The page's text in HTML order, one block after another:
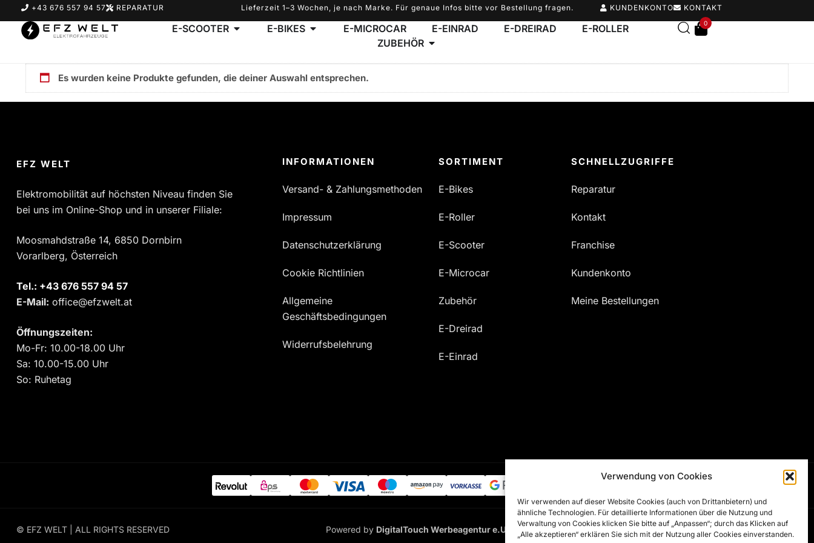
Verwendung von Cookies
Wir verwenden auf dieser Website Cookies (auch von Drittanbietern) und
ähnliche Technologien. Für detaillierte Informationen über die Nutzung und
Verwaltung von Cookies klicken Sie bitte auf „Anpassen“; durch das Klicken auf
„Alle akzeptieren“ erklären Sie sich mit der Nutzung aller Cookies einverstanden.
+43 676 557 94 57 REPARATUR Lieferzeit 1–3 Wochen, je nach Marke. Für genaue Infos bitte vor Bestellung fragen. KUNDENKONTO KONTAKT
E-SCOOTER E-BIKES E-MICROCAR E-EINRAD E-DREIRAD
E-ROLLER
ZUBEHÖR
Suchbegriff eingeben & Enter klicken
0
Es wurden keine Produkte gefunden, die deiner Auswahl entsprechen.
EFZ WELT
Elektromobilität auf höchsten Niveau finden Sie
bei uns im Online-Shop und in unserer Filiale:
Moosmahdstraße 14, 6850 Dornbirn
Vorarlberg, Österreich
Tel.: ‎+43 676 557 94 57
E-Mail: office@efzwelt.at
Öffnungszeiten:
Mo-Fr: 10.00-18.00 Uhr
Sa: 10.00-15.00 Uhr
So: Ruhetag
INFORMATIONEN
Versand- & Zahlungsmethoden
Impressum
Datenschutzerklärung
Cookie Richtlinien
Allgemeine
Geschäftsbedingungen
Widerrufsbelehrung
SORTIMENT
E-Bikes
E-Roller
E-Scooter
E-Microcar
Zubehör
E-Dreirad
E-Einrad
SCHNELLZUGRIFFE
Reparatur
Kontakt
Franchise
Kundenkonto
Meine Bestellungen
© EFZ WELT | ALL RIGHTS RESERVED Powered by DigitalTouch Werbeagentur e.U. Developed by Artsha Interactive